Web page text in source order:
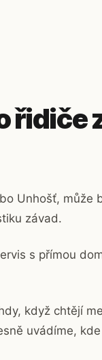
Unhošť, může
závad.
s přímou
když chtějí
uvádíme,